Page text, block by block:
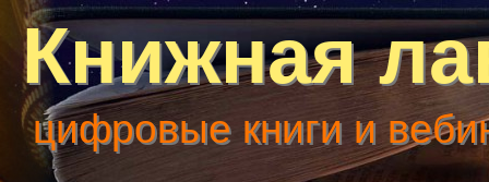
Книжная
цифровые книги и